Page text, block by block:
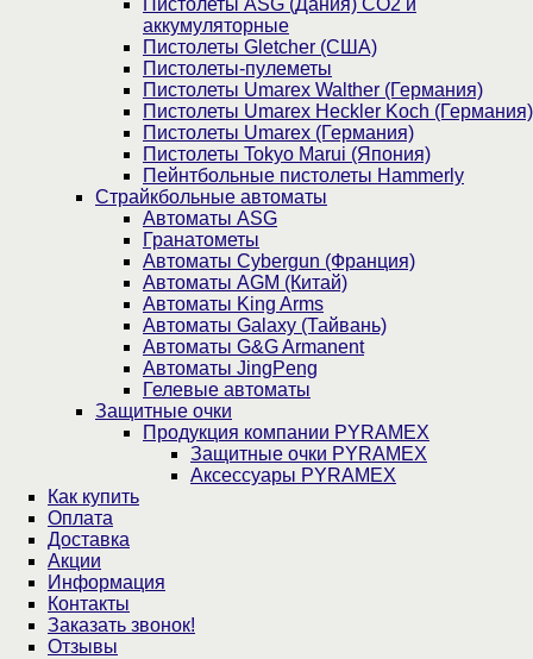
Пистолеты ASG (Дания) CO2 и
аккумуляторные
Пистолеты Gletcher (США)
Пистолеты-пулеметы
Пистолеты Umarex Walther (Германия)
Пистолеты Umarex Heckler Koch (Германия)
Пистолеты Umarex (Германия)
Пистолеты Tokyo Marui (Япония)
Пейнтбольные пистолеты Hammerly
Страйкбольные автоматы
Автоматы ASG
Гранатометы
Автоматы Cybergun (Франция)
Автоматы AGM (Китай)
Автоматы King Arms
Автоматы Galaxy (Тайвань)
Автоматы G&G Armanent
Автоматы JingPeng
Гелевые автоматы
Защитные очки
Продукция компании PYRAMEX
Защитные очки PYRAMEX
Аксессуары PYRAMEX
Как купить
Оплата
Доставка
Акции
Информация
Контакты
Заказать звонок!
Отзывы